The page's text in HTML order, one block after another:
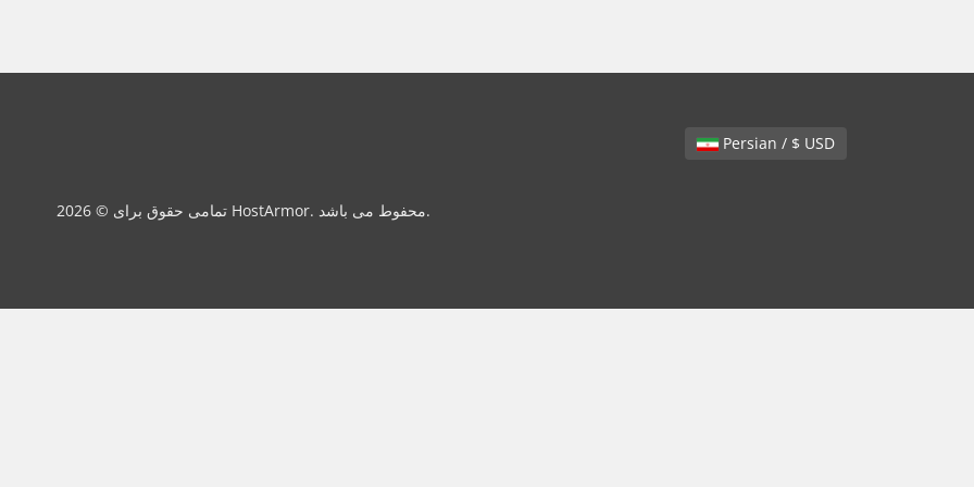
Persian / $ USD
تمامی حقوق برای © 2026 HostArmor. محفوط می باشد.